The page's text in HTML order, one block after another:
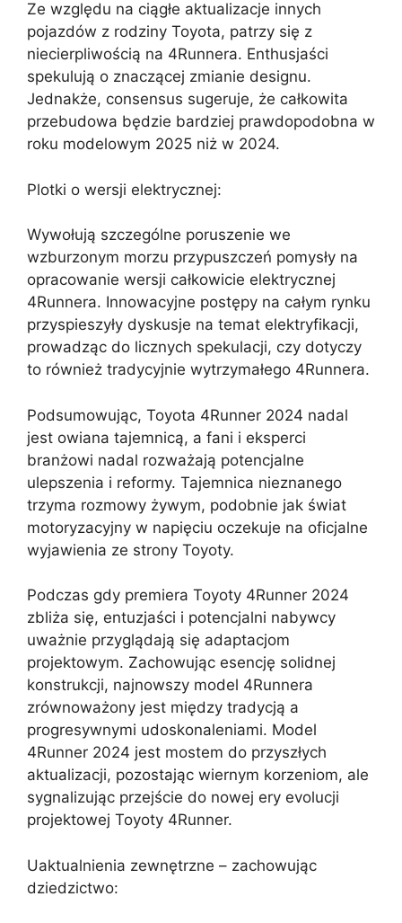
Ze względu na ciągłe aktualizacje innych
pojazdów z rodziny Toyota, patrzy się z
niecierpliwością na 4Runnera. Enthusjaści
spekulują o znaczącej zmianie designu.
Jednakże, consensus sugeruje, że całkowita
przebudowa będzie bardziej prawdopodobna w
roku modelowym 2025 niż w 2024.
Plotki o wersji elektrycznej:
Wywołują szczególne poruszenie we
wzburzonym morzu przypuszczeń pomysły na
opracowanie wersji całkowicie elektrycznej
4Runnera. Innowacyjne postępy na całym rynku
przyspieszyły dyskusje na temat elektryfikacji,
prowadząc do licznych spekulacji, czy dotyczy
to również tradycyjnie wytrzymałego 4Runnera.
Podsumowując, Toyota 4Runner 2024 nadal
jest owiana tajemnicą, a fani i eksperci
branżowi nadal rozważają potencjalne
ulepszenia i reformy. Tajemnica nieznanego
trzyma rozmowy żywym, podobnie jak świat
motoryzacyjny w napięciu oczekuje na oficjalne
wyjawienia ze strony Toyoty.
Podczas gdy premiera Toyoty 4Runner 2024
zbliża się, entuzjaści i potencjalni nabywcy
uważnie przyglądają się adaptacjom
projektowym. Zachowując esencję solidnej
konstrukcji, najnowszy model 4Runnera
zrównoważony jest między tradycją a
progresywnymi udoskonaleniami. Model
4Runner 2024 jest mostem do przyszłych
aktualizacji, pozostając wiernym korzeniom, ale
sygnalizując przejście do nowej ery evolucji
projektowej Toyoty 4Runner.
Uaktualnienia zewnętrzne – zachowując
dziedzictwo: